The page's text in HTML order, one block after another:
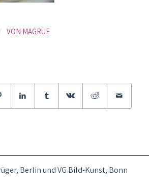
VON MAGRUE
Berlin und VG Bild-Kunst, Bonn